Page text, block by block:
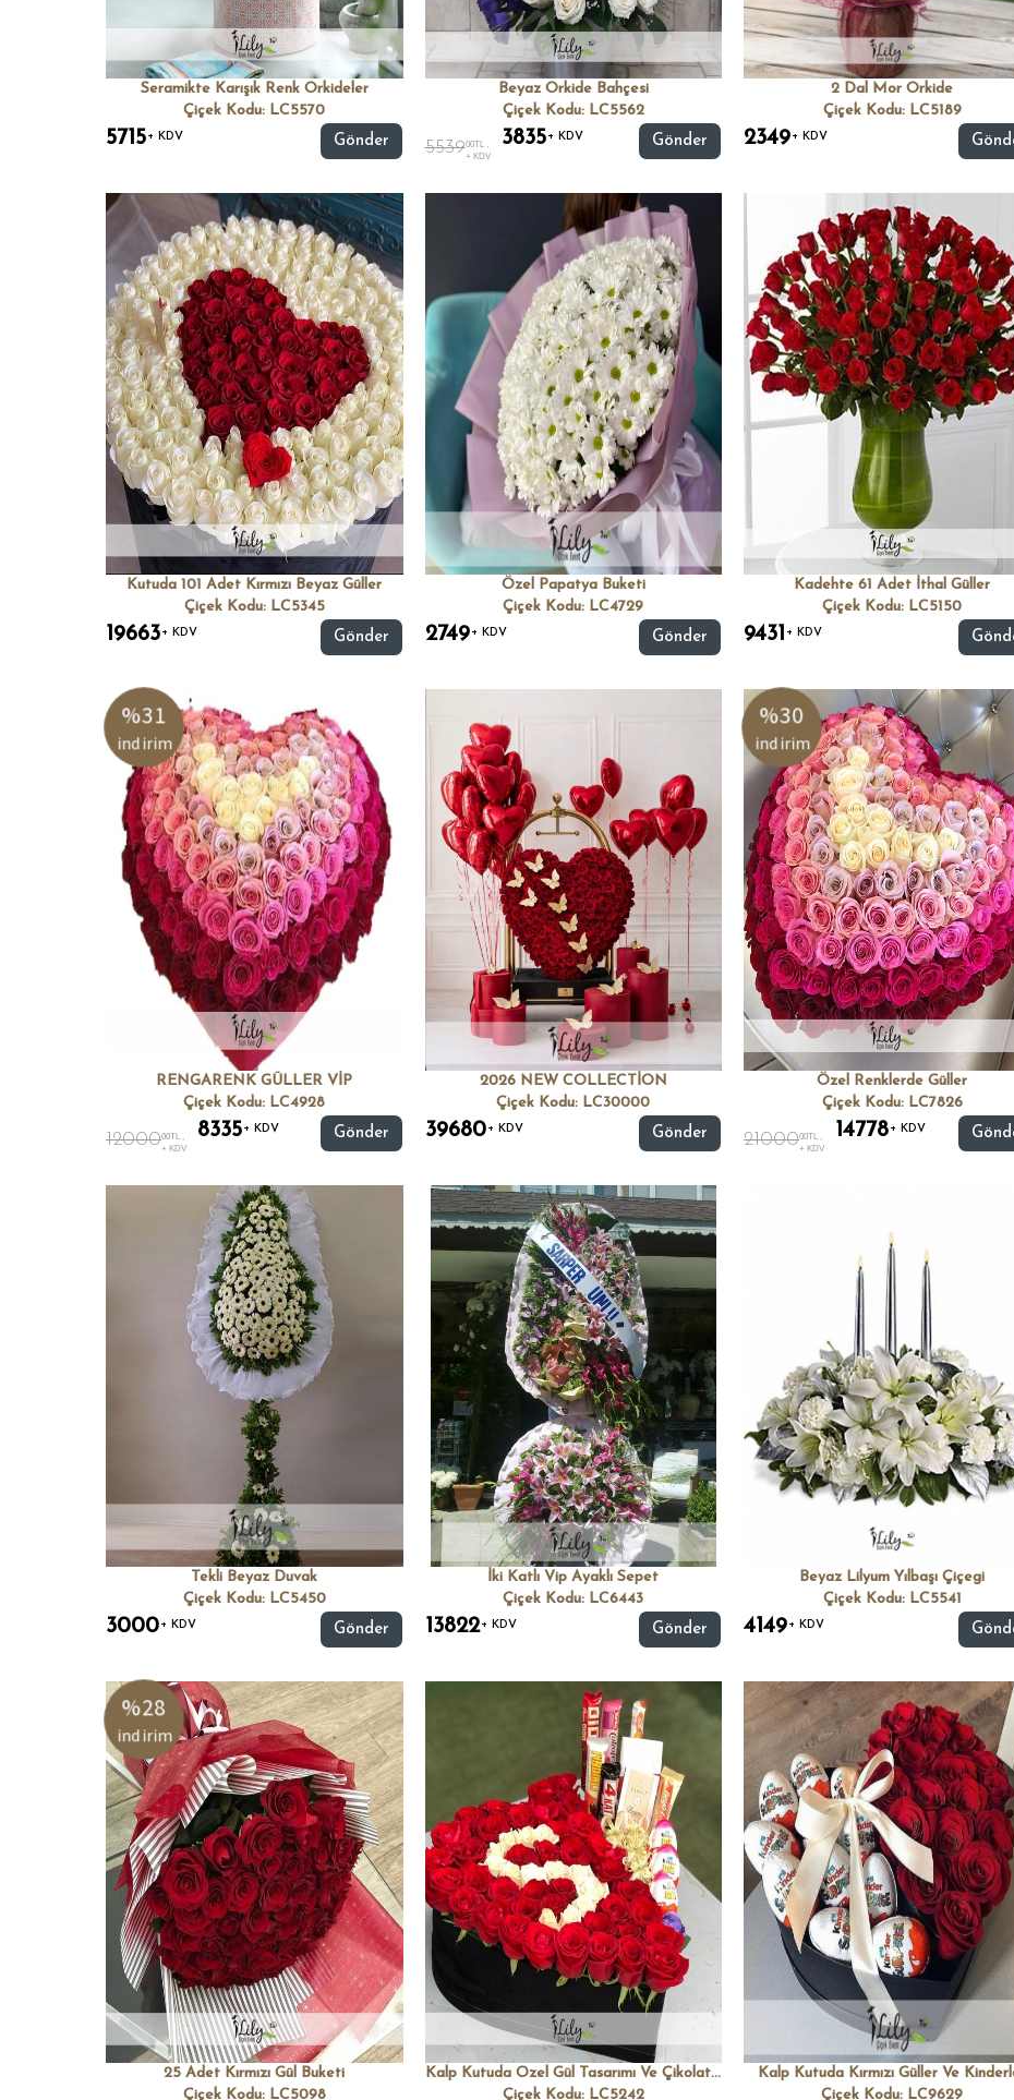
Seramikte Karışık Renk Orkideler
Çiçek Kodu: LC5570
5715+ KDV Gönder
Beyaz Orkide Bahçesi
Çiçek Kodu: LC5562
553900TL ,
+ KDV
3835 + KDV Gönder
2 Dal Mor Orkide
Çiçek Kodu: LC5189
2349+ KDV
Kutuda 101 Adet Kırmızı Beyaz Güller
Çiçek Kodu: LC5345
19663+ KDV Gönder
Özel Papatya Buketi
Çiçek Kodu: LC4729
2749 + KDV Gönder
Kadehte 61 Adet İthal Güller
Çiçek Kodu: LC5150
9431 + KDV
%31
indirim
RENGARENK GÜLLER VİP
Çiçek Kodu: LC4928
1200000TL ,
+ KDV
8335+ KDV Gönder
2026 NEW COLLECTİON
Çiçek Kodu: LC30000
39680 + KDV Gönder
%30
indirim
Özel Renklerde Güller
Çiçek Kodu: LC7826
2100000TL ,
+ KDV
14778+ KDV
Tekli Beyaz Duvak
Çiçek Kodu: LC5450
3000+ KDV Gönder
İki Katlı Vip Ayaklı Sepet
Çiçek Kodu: LC6443
13822 + KDV Gönder
Beyaz Lilyum Yılbaşı Çiçegi
Çiçek Kodu: LC5541
4149+ KDV
%28
indirim
25 Adet Kırmızı Gül Buketi
Çiçek Kodu: LC5098
Kalp Kutuda Ozel Gül Tasarımı Ve Çikolatalar
Çiçek Kodu: LC5242
Kalp Kutuda Kırmızı Güller Ve
Çiçek Kodu: LC9629